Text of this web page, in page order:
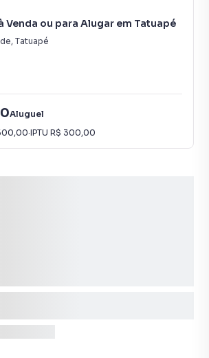
Venda ou para Alugar em Tatuapé
, Tatuapé
Aluguel
·IPTU R$ 300,00